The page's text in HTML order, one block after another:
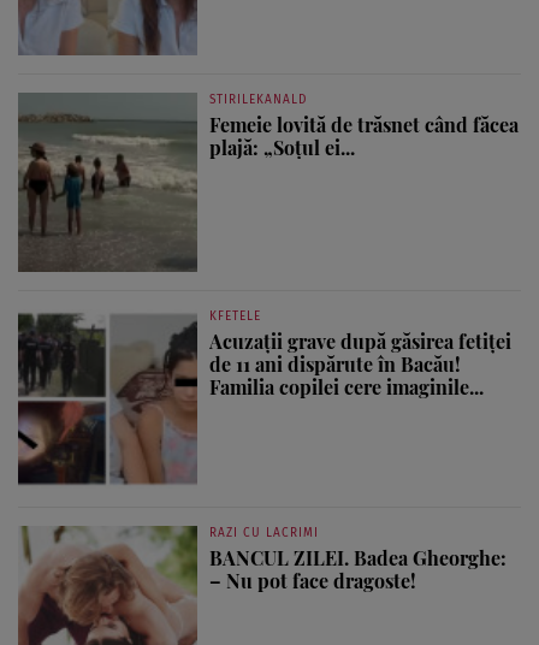
STIRILEKANALD
Femeie lovită de trăsnet când făcea
plajă: „Soțul ei...
KFETELE
Acuzații grave după găsirea fetiței
de 11 ani dispărute în Bacău!
Familia copilei cere imaginile...
RAZI CU LACRIMI
BANCUL ZILEI. Badea Gheorghe:
– Nu pot face dragoste!